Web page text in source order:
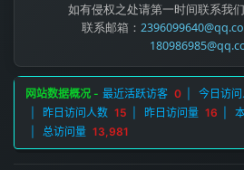
如有侵权之处请第一时间联系我
联系邮箱：